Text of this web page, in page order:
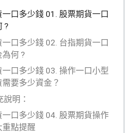
一口多少錢 01. 股票期貨一口
?
一口多少錢 02. 台指期貨一口
何 ?
一口多少錢 03. 操作一口小型
需要多少資金？
說明：
一口多少錢 04. 股票期貨操作
重點提醒